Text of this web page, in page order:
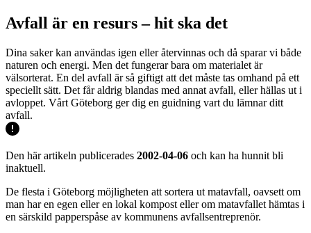
Avfall är en resurs – hit ska det
Dina saker kan användas igen eller återvinnas och då sparar vi både
naturen och energi. Men det fungerar bara om materialet är
välsorterat. En del avfall är så giftigt att det måste tas omhand på ett
speciellt sätt. Det får aldrig blandas med annat avfall, eller hällas ut i
avloppet. Vårt Göteborg ger dig en guidning vart du lämnar ditt
avfall.
Den här artikeln publicerades 2002-04-06 och kan ha hunnit bli
inaktuell.
De flesta i Göteborg möjligheten att sortera ut matavfall, oavsett om
man har en egen eller en lokal kompost eller om matavfallet hämtas i
en särskild papperspåse av kommunens avfallsentreprenör.